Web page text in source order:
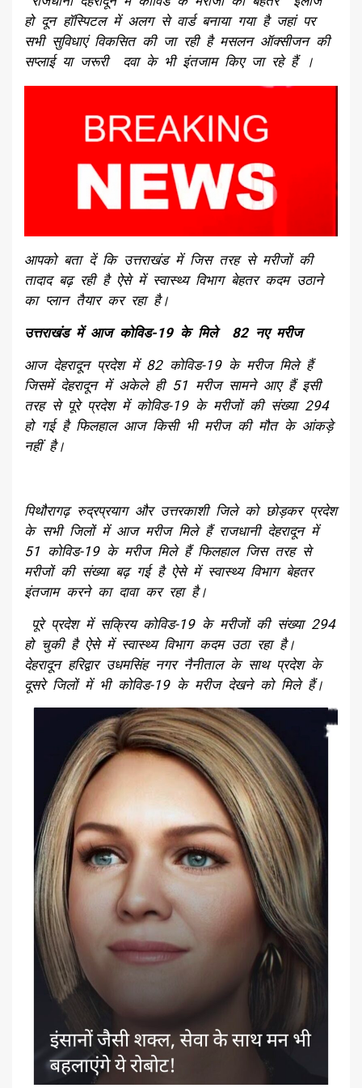
हो दून हॉस्पिटल में अलग से वार्ड बनाया गया है जहां पर
सभी सुविधाएं विकसित की जा रही है मसलन ऑक्सीजन की
सप्लाई या जरूरी दवा के भी इंतजाम किए जा रहे हैं ।
आपको बता दें कि उत्तराखंड में जिस तरह से मरीजों की
तादाद बढ़ रही है ऐसे में स्वास्थ्य विभाग बेहतर कदम उठाने
का प्लान तैयार कर रहा है।
उत्तराखंड में आज कोविड-19 के मिले 82 नए मरीज
आज देहरादून प्रदेश में 82 कोविड-19 के मरीज मिले हैं
जिसमें देहरादून में अकेले ही 51 मरीज सामने आए हैं इसी
तरह से पूरे प्रदेश में कोविड-19 के मरीजों की संख्या 294
हो गई है फिलहाल आज किसी भी मरीज की मौत के आंकड़े
नहीं है।
पिथौरागढ़ रुद्रप्रयाग और उत्तरकाशी जिले को छोड़कर प्रदेश
के सभी जिलों में आज मरीज मिले हैं राजधानी देहरादून में
51 कोविड-19 के मरीज मिले हैं फिलहाल जिस तरह से
मरीजों की संख्या बढ़ गई है ऐसे में स्वास्थ्य विभाग बेहतर
इंतजाम करने का दावा कर रहा है।
पूरे प्रदेश में सक्रिय कोविड-19 के मरीजों की संख्या 294
हो चुकी है ऐसे में स्वास्थ्य विभाग कदम उठा रहा है।
देहरादून हरिद्वार उधमसिंह नगर नैनीताल के साथ प्रदेश के
दूसरे जिलों में भी कोविड-19 के मरीज देखने को मिले हैं।